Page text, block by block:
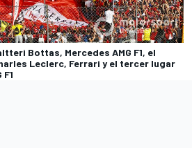
Bottas, Mercedes AMG F1, el
Leclerc, Ferrari y el tercer lugar